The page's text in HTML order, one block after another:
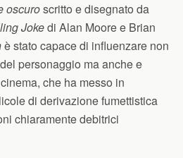
oscuroscritto e disegnato da
Jokedi Alan Moore e Brian
è stato capace di influenzare non
personaggio ma anche e
che ha messo in
di derivazione fumettistica
chiaramente debitrici